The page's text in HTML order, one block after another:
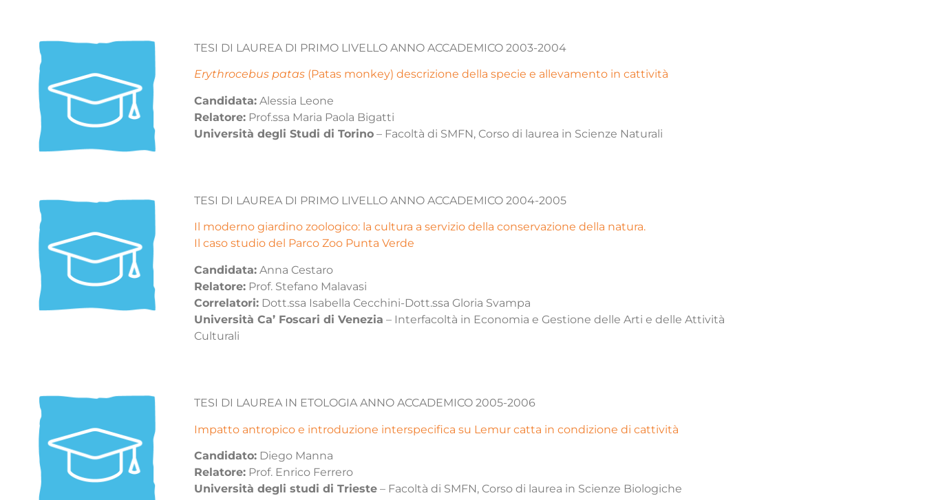
TESI DI LAUREA DI PRIMO LIVELLO ANNO ACCADEMICO 2003-2004
Erythrocebus patas (Patas monkey) descrizione della specie e allevamento in cattività
Candidata:Alessia Leone
Relatore:Prof.ssa Maria Paola Bigatti
Università degli Studi di Torino– Facoltà di SMFN, Corso di laurea in Scienze Naturali
TESI DI LAUREA DI PRIMO LIVELLO ANNO ACCADEMICO 2004-2005
Il moderno giardino zoologico: la cultura a servizio della conservazione della natura.
Il caso studio del Parco Zoo Punta Verde
Candidata:Anna Cestaro
Relatore:Prof. Stefano Malavasi
Correlatori:Dott.ssa Isabella Cecchini-Dott.ssa Gloria Svampa
Università Ca’ Foscari di Venezia – Interfacoltà in Economia e Gestione delle Arti e delle Attività
Culturali
TESI DI LAUREA IN ETOLOGIA ANNO ACCADEMICO 2005-2006
Impatto antropico e introduzione interspecifica su Lemur catta in condizione di cattività
Candidato:Diego Manna
Relatore:Prof. Enrico Ferrero
Università degli studi di Trieste– Facoltà di SMFN, Corso di laurea in Scienze Biologiche